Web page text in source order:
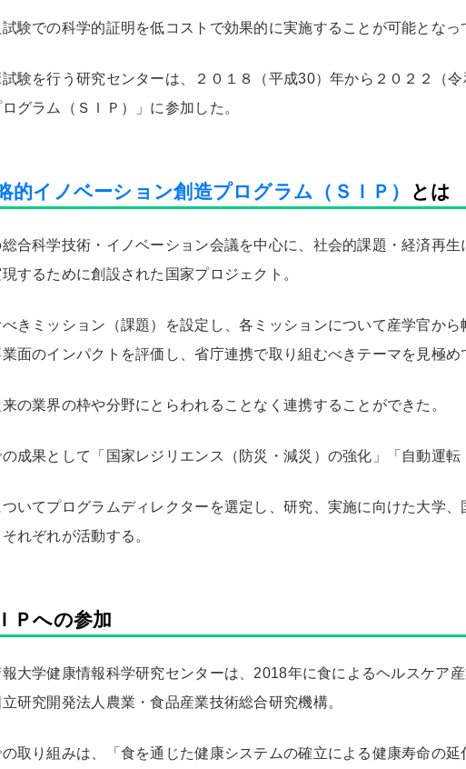
試験での科学的証明を低コストで効果的に実施することが可能となっ
験を行う研究センターは、２０１８（平成30）年から２０２２（
グラム（ＳＩＰ）」に参加した。
的イノベーション創造プログラム（ＳＩＰ） とは
合科学技術・イノベーション会議を中心に、社会的課題・経済再
現するために創設された国家プロジェクト。
きミッション（課題）を設定し、各ミッションについて産学官か
面のインパクトを評価し、省庁連携で取り組むべきテーマを見極め
の業界の枠や分野にとらわれることなく連携することができた。
の成果として「国家レジリエンス（防災・減災）の強化」「自動運
いてプログラムディレクターを選定し、研究、実施に向けた大学
れぞれが活動する。
Ｐへの参加
大学健康情報科学研究センターは、2018年に食によるヘルスケア
研究開発法人農業・食品産業技術総合研究機構。
の取り組みは、「食を通じた健康システムの確立による健康寿命の